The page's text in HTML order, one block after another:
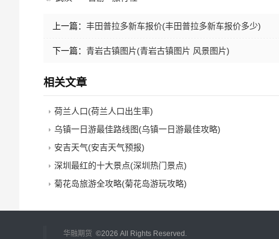
上一篇： 丰田普拉多新车报价(丰田普拉多新车报价多少)
下一篇： 青岩古镇图片(青岩古镇图片 风景图片)
相关文章
荷兰人口(荷兰人口出生率)
乌镇一日游最佳路线图(乌镇一日游最佳攻略)
安吉天气(安吉天气预报)
深圳最红的十大景点(深圳热门景点)
菊花岛旅游全攻略(菊花岛游玩攻略)
华融期货 ©2026 All Rights Reserved.